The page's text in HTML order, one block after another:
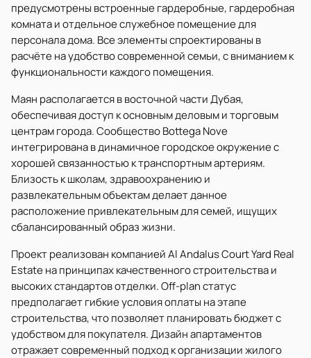
предусмотрены встроенные гардеробные, гардеробная
комната и отдельное служебное помещение для
персонала дома. Все элементы спроектированы в
расчёте на удобство современной семьи, с вниманием к
функциональности каждого помещения.
Маян располагается в восточной части Дубая,
обеспечивая доступ к основным деловым и торговым
центрам города. Сообщество Bottega Nove
интегрирована в динамичное городское окружение с
хорошей связанностью к транспортным артериям.
Близость к школам, здравоохранению и
развлекательным объектам делает данное
расположение привлекательным для семей, ищущих
сбалансированный образ жизни.
Проект реализован компанией Al Andalus Court Yard Real
Estate на принципах качественного строительства и
высоких стандартов отделки. Off-plan статус
предполагает гибкие условия оплаты на этапе
строительства, что позволяет планировать бюджет с
удобством для покупателя. Дизайн апартаментов
отражает современный подход к организации жилого